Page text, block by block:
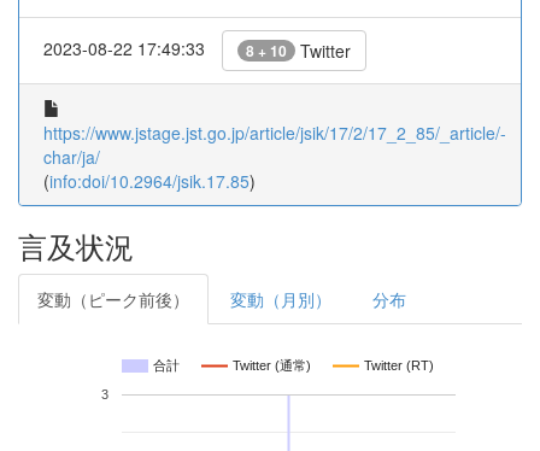
2023-08-22 17:49:33 8 + 10 Twitter
https://www.jstage.jst.go.jp/article/jsik/17/2/17_2_85/_article/-
char/ja/
(info:doi/10.2964/jsik.17.85)
言及状況
変動（ピーク前後） 変動（月別） 分布
合計 Twitter (通常) Twitter (RT)
3